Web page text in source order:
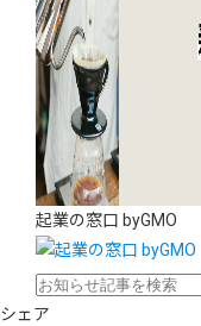
起業の窓口 byGMO
シェア